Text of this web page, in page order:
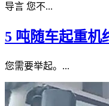
导言 您不...
5 吨随车起重机
您需要举起。...